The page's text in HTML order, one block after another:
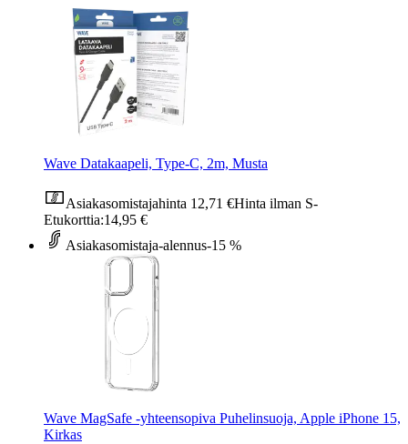
Wave Datakaapeli, Type-C, 2m, Musta
Asiakasomistajahinta 12,71 €Hinta ilman S-
Etukorttia:14,95 €
Asiakasomistaja-alennus-15 %
Wave MagSafe -yhteensopiva Puhelinsuoja, Apple iPhone 15,
Kirkas